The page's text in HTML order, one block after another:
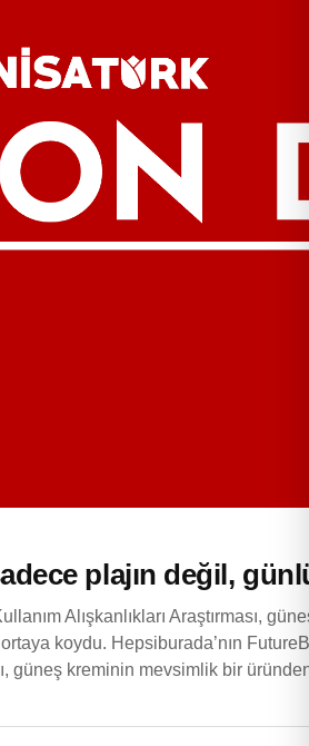
plajın değil,
Alışkanlıkları Araştırması,
koydu. Hepsiburada’nın
güneş kreminin mevsimlik bir